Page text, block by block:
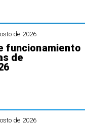
de 2026
funcionamiento
de
de 2026